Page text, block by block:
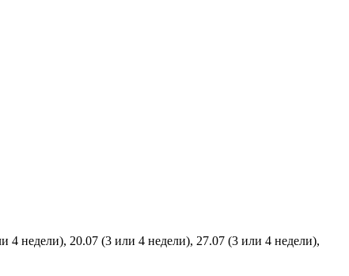
4 недели), 20.07 (3 или 4 недели), 27.07 (3 или 4 недели),